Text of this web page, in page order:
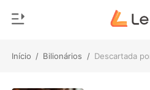
Início / Bilionários /